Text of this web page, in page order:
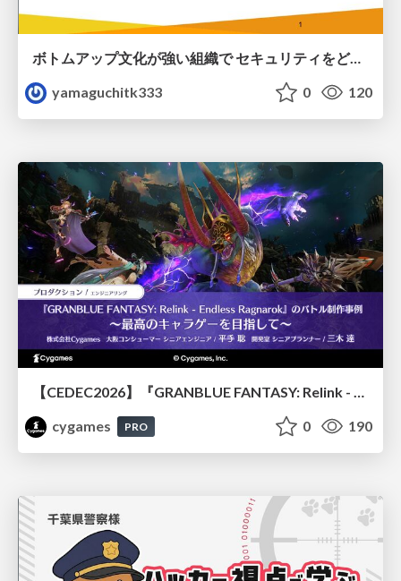
ボトムアップ文化が強い組織で セキュリティをどう根付かせていくかの現在進行形の話 / Making Security Stick in a Bottom-Up Organization
yamaguchitk333
0 120
cygames
PRO 0 190